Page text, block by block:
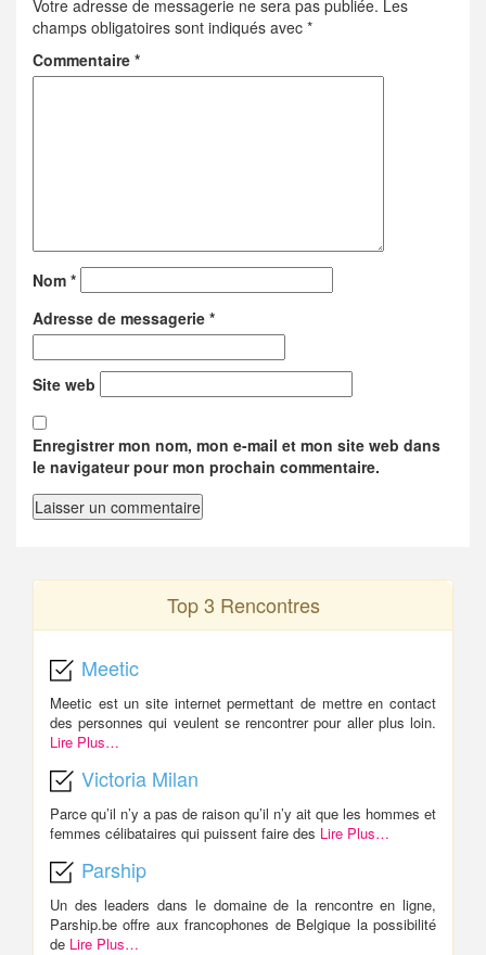
Votre adresse de messagerie ne sera pas publiée. Les
champs obligatoires sont indiqués avec *
Commentaire *
Nom *
Adresse de messagerie *
Site web
Enregistrer mon nom, mon e-mail et mon site web dans
le navigateur pour mon prochain commentaire.
Top 3 Rencontres
Meetic
Meetic est un site internet permettant de mettre en contact
des personnes qui veulent se rencontrer pour aller plus loin.
Lire Plus…
Victoria Milan
Parce qu’il n’y a pas de raison qu’il n’y ait que les hommes et
femmes célibataires qui puissent faire des Lire Plus…
Parship
Un des leaders dans le domaine de la rencontre en ligne,
Parship.be offre aux francophones de Belgique la possibilité
de Lire Plus…